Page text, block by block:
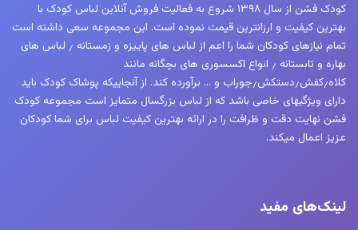
کودک فشن از سال ۱۳۹۸ شروع به فعالیت فروش آنلاین لباس کودک با
بهترین کیفیت و ارزانترین قیمت نموده است. این مجموعه سعی داشته است
تمام نیازهای کودکان شما را اعم از لباس های پاییزه و زمستانه ٫ لباس های
بهاره و تابستانه ٫ انواع اکسسوری های بچگانه مانند
کلاه٫کفش٫دستکش٫جوراب و … برآورده کند. از آنجاییکه پوشاک کودک باید
دارای ویژگیهای خاصی باشد که از لباس بزرگسال متمایز است مجموعه کودک
فشن نهایت دقت و ظرافت را در ارائه بهترین کیفیت لباس برای شما کودکان
عزیز اعمال میکند.
لینک‌های مفید